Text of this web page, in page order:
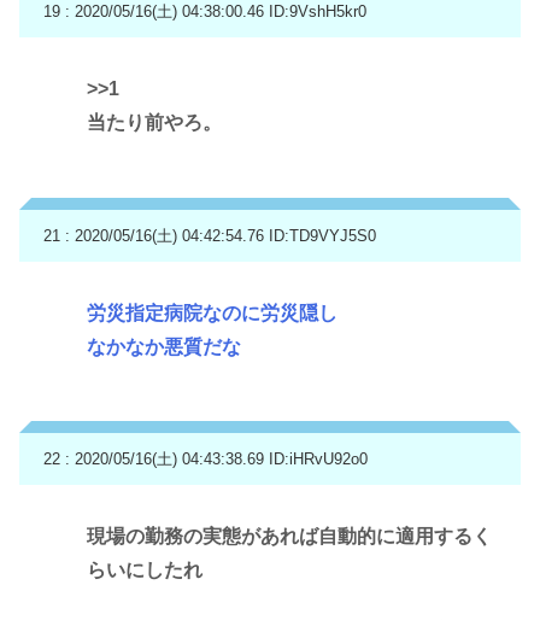
19 : 2020/05/16(土) 04:38:00.46 ID:9VshH5kr0
>>1
当たり前やろ。
21 : 2020/05/16(土) 04:42:54.76 ID:TD9VYJ5S0
労災指定病院なのに労災隠し
なかなか悪質だな
22 : 2020/05/16(土) 04:43:38.69 ID:iHRvU92o0
現場の勤務の実態があれば自動的に適用するく
らいにしたれ